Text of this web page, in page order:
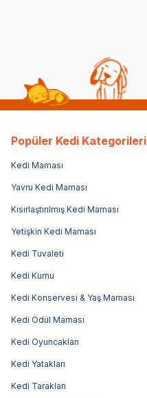
Popüler Kedi Kategorileri
Kedi Maması
Yavru Kedi Maması
Kısırlaştırılmış Kedi Maması
Yetişkin Kedi Maması
Kedi Tuvaleti
Kedi Kumu
Kedi Konservesi & Yaş Maması
Kedi Ödül Maması
Kedi Oyuncakları
Kedi Yatakları
Kedi Tarakları